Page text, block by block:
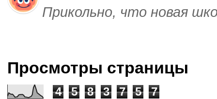
Прикольно, что новая
Просмотры страницы
4 5 8 3 7 5 7